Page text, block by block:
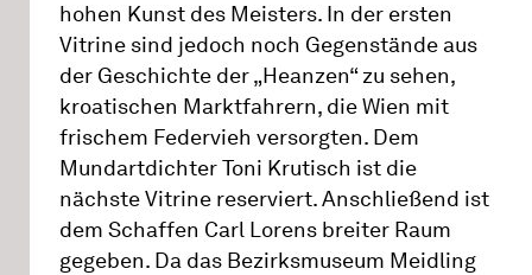
hohen Kunst des Meisters. In der ersten
Vitrine sind jedoch noch Gegenstände aus
der Geschichte der „Heanzen“ zu sehen,
kroatischen Marktfahrern, die Wien mit
frischem Federvieh versorgten. Dem
Mundartdichter Toni Krutisch ist die
nächste Vitrine reserviert. Anschließend ist
dem Schaffen Carl Lorens breiter Raum
gegeben. Da das Bezirksmuseum Meidling